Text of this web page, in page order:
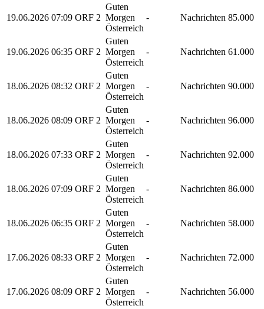
19.06.2026 07:09 ORF 2
Guten
Morgen
Österreich
- Nachrichten 85.000
19.06.2026 06:35 ORF 2
Guten
Morgen
Österreich
- Nachrichten 61.000
18.06.2026 08:32 ORF 2
Guten
Morgen
Österreich
- Nachrichten 90.000
18.06.2026 08:09 ORF 2
Guten
Morgen
Österreich
- Nachrichten 96.000
18.06.2026 07:33 ORF 2
Guten
Morgen
Österreich
- Nachrichten 92.000
18.06.2026 07:09 ORF 2
Guten
Morgen
Österreich
- Nachrichten 86.000
18.06.2026 06:35 ORF 2
Guten
Morgen
Österreich
- Nachrichten 58.000
17.06.2026 08:33 ORF 2
Guten
Morgen
Österreich
- Nachrichten 72.000
17.06.2026 08:09 ORF 2
Guten
Morgen
Österreich
- Nachrichten 56.000